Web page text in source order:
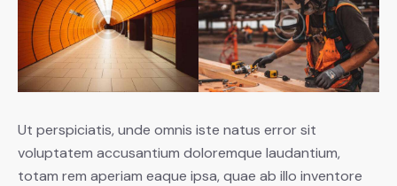
Ut perspiciatis, unde omnis iste natus error sit
voluptatem accusantium doloremque laudantium,
totam rem aperiam eaque ipsa, quae ab illo inventore